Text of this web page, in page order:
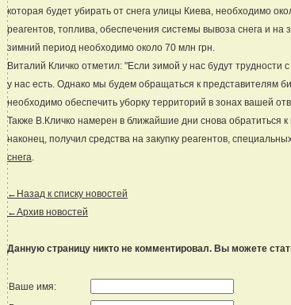
которая будет убирать от снега улицы Киева, необходимо
реагентов, топлива, обеспечения системы вывоза снега и на
зимний период необходимо около 70 млн грн.
Виталий Кличко отметил: "Если зимой у нас будут трудности
у нас есть. Однако мы будем обращаться к представителям
необходимо обеспечить уборку территорий в зонах вашей
Также В.Кличко намерен в ближайшие дни снова обратиться
наконец, получил средства на закупку реагентов,
снега.
←Назад к списку новостей
←Архив новостей
Данную страницу никто не комментировал. Вы можете
Ваше имя: